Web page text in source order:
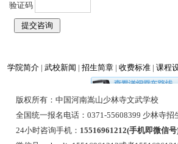
验证码
学院简介 | 武校新闻 | 招生简章 | 收费标准 | 课程
版权所有：中国河南嵩山少林寺文武学校
全国统一报名电话：0371-55608399 少林寺招
24小时咨询手机： 15516961212(手机即微信号